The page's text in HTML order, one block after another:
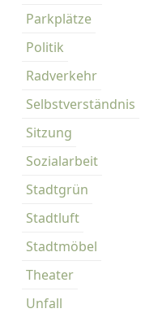
Parkplätze
Politik
Radverkehr
Selbstverständnis
Sitzung
Sozialarbeit
Stadtgrün
Stadtluft
Stadtmöbel
Theater
Unfall